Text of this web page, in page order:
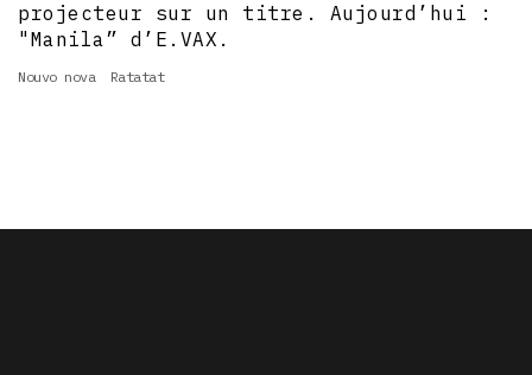
projecteur sur un titre. Aujourd’hui :
"Manila” d’E.VAX.
Nouvo nova Ratatat